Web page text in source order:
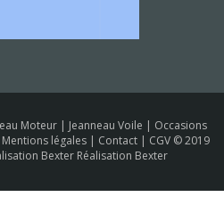
Moteur | Jeanneau Voile | Occasions
Mentions légales | Contact | CGV © 2019
Bexter Réalisation Bexter